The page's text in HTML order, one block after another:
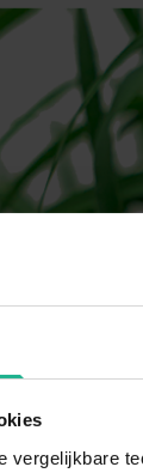
vergelijkbare